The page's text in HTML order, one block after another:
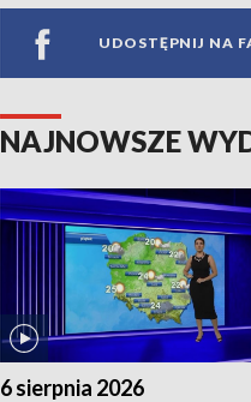
UDOSTĘPNIJ NA
NAJNOWSZE
6 sierpnia 2026